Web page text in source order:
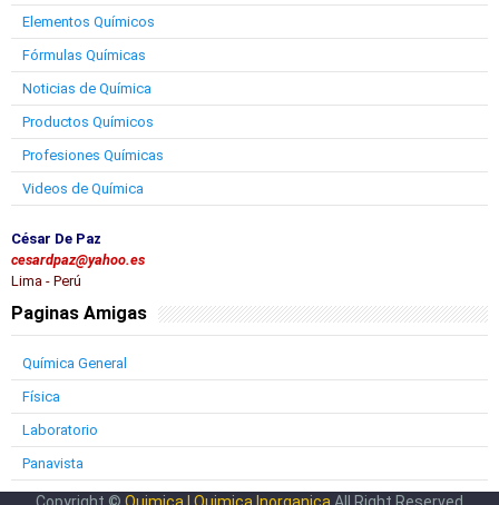
Elementos Químicos
Fórmulas Químicas
Noticias de Química
Productos Químicos
Profesiones Químicas
Videos de Química
César De Paz
cesardpaz@yahoo.es
Lima - Perú
Paginas Amigas
Química General
Física
Laboratorio
Panavista